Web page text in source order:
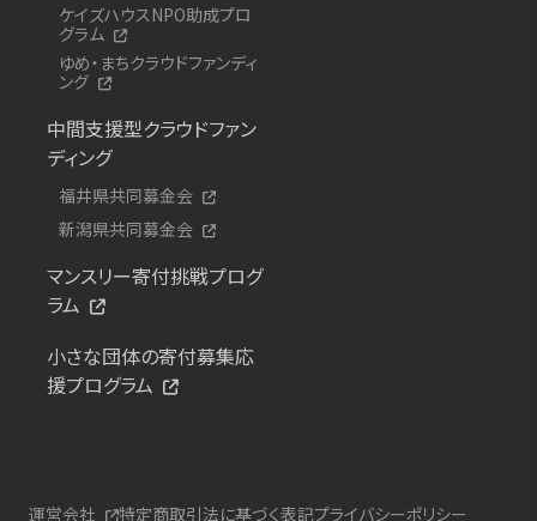
ケイズハウスNPO助成プロ
グラム
ゆめ・まちクラウドファンディ
ング
中間支援型クラウドファン
ディング
福井県共同募金会
新潟県共同募金会
マンスリー寄付挑戦プログ
ラム
小さな団体の寄付募集応
援プログラム
運営会社 特定商取引法に基づく表記プライバシーポリシー